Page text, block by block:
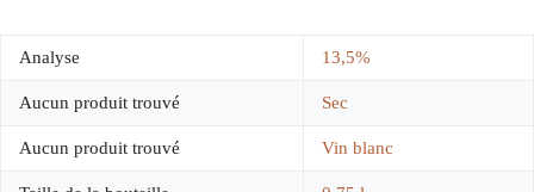
Analyse 13,5%
Aucun produit trouvé Sec
Aucun produit trouvé Vin blanc